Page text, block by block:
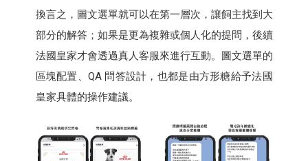
換言之，圖文選單就可以在第一層次，讓飼主找到大
部分的解答；如果是更為複雜或個人化的提問，後續
法國皇家才會透過真人客服來進行互動。圖文選單的
區塊配置、QA 問答設計，也都是由方形糖給予法國
皇家具體的操作建議。